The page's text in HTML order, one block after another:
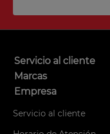
Servicio al cliente
Marcas
Empresa
Servicio al cliente
8 .
bateria
9.
sarten ceramica
10
excellence